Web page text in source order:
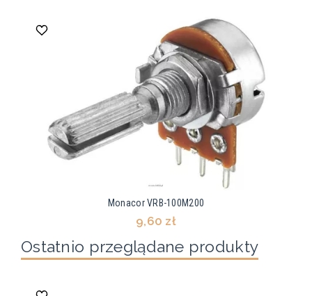
Monacor VRB-100M200
9,60 zł
Ostatnio przeglądane produkty